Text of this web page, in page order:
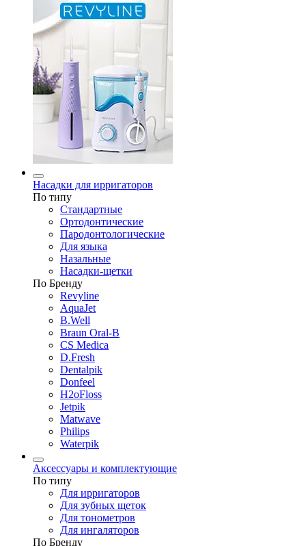
Насадки для ирригаторов
По типу
Стандартные
Ортодонтические
Пародонтологические
Для языка
Назальные
Насадки-щетки
По Бренду
Revyline
AquaJet
B.Well
Braun Oral-B
CS Medica
D.Fresh
Dentalpik
Donfeel
H2oFloss
Jetpik
Matwave
Philips
Waterpik
Аксессуары и комплектующие
По типу
Для ирригаторов
Для зубных щеток
Для тонометров
Для ингаляторов
По Бренду